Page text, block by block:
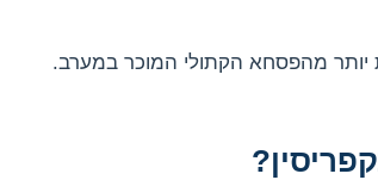
יותר מהפסחא הקתולי המוכר במערב.